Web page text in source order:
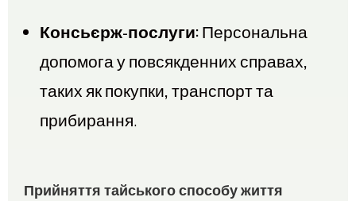
Консьєрж-послуги:Персональна
допомога у повсякденних справах,
таких як покупки, транспорт та
прибирання.
Прийняття тайського способу життя